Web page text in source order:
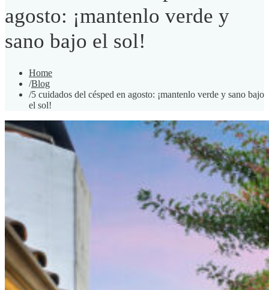
agosto: ¡mantenlo verde y
sano bajo el sol!
Home
/Blog
/5 cuidados del césped en agosto: ¡mantenlo verde y sano bajo
el sol!